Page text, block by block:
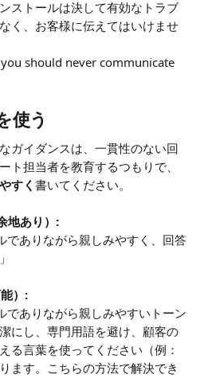
ストールは決して有効なトラブ
く、お客様に伝えてはいけませ
should never communicate
使う
ガイダンスは、一貫性のない回
ト担当者を教育するつもりで、
すく 書いてください。
地あり）:
でありながら親しみやすく、回答
）:
でありながら親しみやすいトーン
にし、専門用語を避け、顧客の
る言葉を使ってください（例：
ます。こちらの方法で解決でき